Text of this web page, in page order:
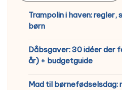
Trampolin i haven: regler,
børn
Dåbsgaver: 30 idéer
år) + budgetguide
Mad til børnefødselsdag: